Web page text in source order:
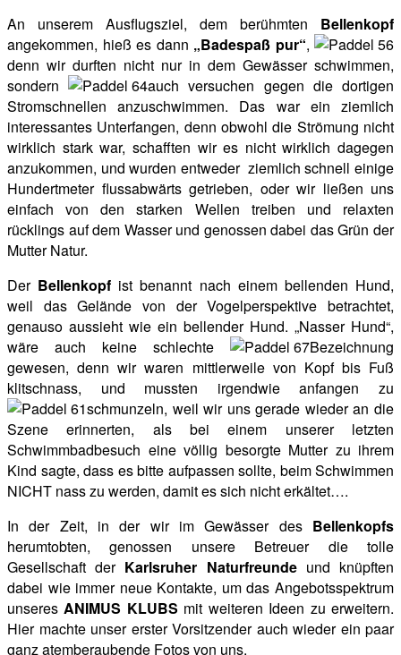
An unserem Ausflugsziel, dem berühmten Bellenkopf
angekommen, hieß es dann „Badespaß pur“,
denn wir durften nicht nur in dem Gewässer schwimmen,
sondern
auch versuchen gegen die dortigen
Stromschnellen anzuschwimmen. Das war ein ziemlich
interessantes Unterfangen, denn obwohl die Strömung nicht
wirklich stark war, schafften wir es nicht wirklich dagegen
anzukommen, und wurden entweder ziemlich schnell einige
Hundertmeter flussabwärts getrieben, oder wir ließen uns
einfach von den starken Wellen treiben und relaxten
rücklings auf dem Wasser und genossen dabei das Grün der
Mutter Natur.
Der Bellenkopf ist benannt nach einem bellenden Hund,
weil das Gelände von der Vogelperspektive betrachtet,
genauso aussieht wie ein bellender Hund. „Nasser Hund“,
wäre auch keine schlechte
Bezeichnung
gewesen, denn wir waren mittlerweile von Kopf bis Fuß
klitschnass, und mussten irgendwie anfangen zu
schmunzeln, weil wir uns gerade wieder an die
Szene erinnerten, als bei einem unserer letzten
Schwimmbadbesuch eine völlig besorgte Mutter zu ihrem
Kind sagte, dass es bitte aufpassen sollte, beim Schwimmen
NICHT nass zu werden, damit es sich nicht erkältet….
In der Zeit, in der wir im Gewässer des Bellenkopfs
herumtobten, genossen unsere Betreuer die tolle
Gesellschaft der Karlsruher Naturfreundeund knüpften
dabei wie immer neue Kontakte, um das Angebotsspektrum
unseresANIMUS KLUBS mit weiteren Ideen zu erweitern.
Hier machte unser erster Vorsitzender auch wieder ein paar
ganz atemberaubende Fotos von uns.